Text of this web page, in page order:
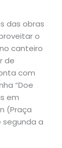
das obras
o
canteiro
de
com
“Doe
em
(Praça
segunda a